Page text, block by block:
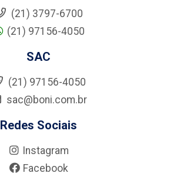
(21) 3797-6700
(21) 97156-4050
SAC
(21) 97156-4050
sac@boni.com.br
Redes Sociais
Instagram
Facebook